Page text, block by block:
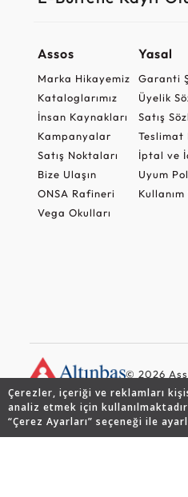
Çerezler, içeriği ve reklamları
analiz etmek için
“Çerez Ayarları” seçeneği ile
Assos
Marka Hikayemiz
Kataloglarımız
İnsan Kaynakları
Kampanyalar
Satış Noktaları
Bize Ulaşın
ONSA Rafineri
Vega Okulları
Yasal
Garanti
Üyelik
Satış
Teslimat
İptal ve
Uyum
© 2026